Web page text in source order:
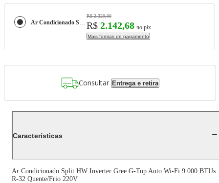
Ar Condicionado Split HW Inverter Gree G-Top Auto Wi-Fi 9.000 BTUs R-32 Quente/Frio 220V
R$ 2.329,00
R$ 2.142,68 no pix
Mais formas de pagamento
Consultar Entrega e retira
Características
Ar Condicionado Split HW Inverter Gree G-Top Auto Wi-Fi 9.000 BTUs
R-32 Quente/Frio 220V